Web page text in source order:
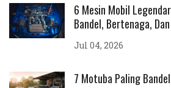
6 Mesin Mobil
Bandel, Bertenaga,
Jul 04, 2026
7 Motuba Paling